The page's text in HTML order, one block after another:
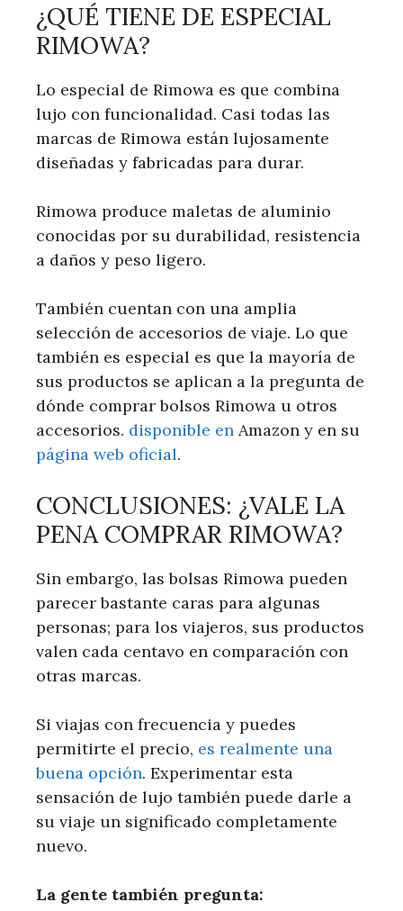
¿QUÉ TIENE DE ESPECIAL
RIMOWA?
Lo especial de Rimowa es que combina
lujo con funcionalidad. Casi todas las
marcas de Rimowa están lujosamente
diseñadas y fabricadas para durar.
Rimowa produce maletas de aluminio
conocidas por su durabilidad, resistencia
a daños y peso ligero.
También cuentan con una amplia
selección de accesorios de viaje. Lo que
también es especial es que la mayoría de
sus productos se aplican a la pregunta de
dónde comprar bolsos Rimowa u otros
accesorios. disponible en Amazon y en su
página web oficial.
CONCLUSIONES: ¿VALE LA
PENA COMPRAR RIMOWA?
Sin embargo, las bolsas Rimowa pueden
parecer bastante caras para algunas
personas; para los viajeros, sus productos
valen cada centavo en comparación con
otras marcas.
Si viajas con frecuencia y puedes
permitirte el precio, es realmente una
buena opción. Experimentar esta
sensación de lujo también puede darle a
su viaje un significado completamente
nuevo.
La gente también pregunta: